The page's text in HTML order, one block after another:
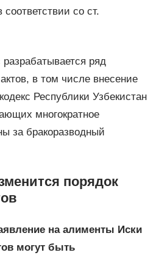
со ст.
ряд
в том числе внесение
Республики Узбекистан
многократное
за бракоразводный
порядок
на алименты Иски
могут быть